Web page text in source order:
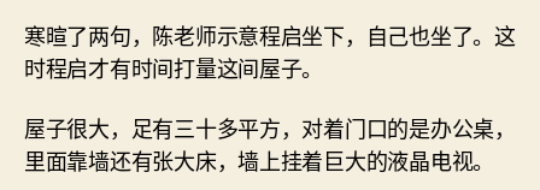
寒暄了两句，陈老师示意程启坐下，自己也坐了。这
时程启才有时间打量这间屋子。
屋子很大，足有三十多平方，对着门口的是办公桌，
里面靠墙还有张大床，墙上挂着巨大的液晶电视。